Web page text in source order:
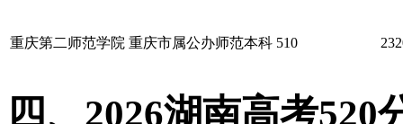
重庆第二师范学院 重庆市属公办师范本科 510
四、2026湖南高考